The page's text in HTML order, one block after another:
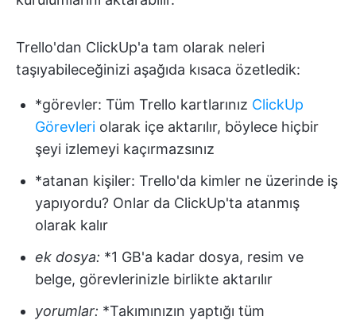
Trello'dan ClickUp'a tam olarak neleri
taşıyabileceğinizi aşağıda kısaca özetledik:
*görevler: Tüm Trello kartlarınız ClickUp
Görevleri olarak içe aktarılır, böylece hiçbir
şeyi izlemeyi kaçırmazsınız
*atanan kişiler: Trello'da kimler ne üzerinde iş
yapıyordu? Onlar da ClickUp'ta atanmış
olarak kalır
ek dosya: *1 GB'a kadar dosya, resim ve
belge, görevlerinizle birlikte aktarılır
yorumlar: *Takımınızın yaptığı tüm